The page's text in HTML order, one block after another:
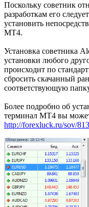
Поскольку советник
разработкам его
установить
МТ4.
Установка советника
установки любого
происходит по
сбросить скачанный
соответствующую
Более подробно об
терминал МТ4 вы
http://forexluck.ru/sov/